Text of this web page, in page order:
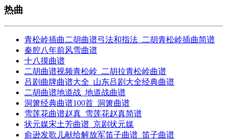
热曲
青松岭插曲二胡曲谱弓法和指法_二胡青松岭插曲简谱
秦腔八年前风雪曲谱
十八摸曲谱
二胡曲谱视频青松岭_二胡拉青松岭曲谱
吕剧曲牌曲谱大全_山东吕剧大全经典曲谱
二胡曲谱地道战_地道战曲谱
洞箫经典曲谱100首_洞箫曲谱
雪莲花曲谱赵真_雪莲花赵真简谱
状元媒宋土芳曲谱_京剧状元媒
俞逊发歌儿献给解放军笛子曲谱_笛子曲谱